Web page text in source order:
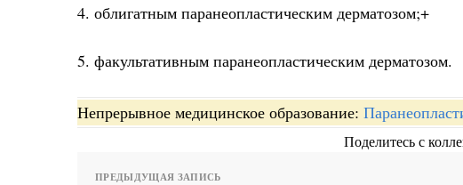
4. облигатным паранеопластическим дерматозом;+
5. факультативным паранеопластическим дерматозом.
Непрерывное медицинское образование:
Поделитесь с
ПРЕДЫДУЩАЯ ЗАПИСЬ